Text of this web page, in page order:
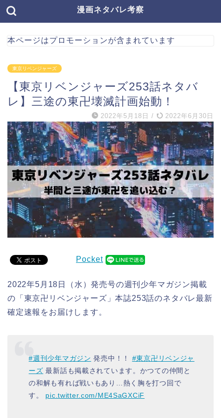
漫画ネタバレ考察
本ページはプロモーションが含まれています
東京リベンジャーズ
【東京リベンジャーズ253話ネタバ
レ】三途の東卍壊滅計画始動！
2022年5月18日 / 2022年6月30日
Pocket
2022年5月18日（水）発売号の週刊少年マガジン掲載
の「東京卍リベンジャーズ」本誌253話のネタバレ最新
確定速報をお届けします。
#週刊少年マガジン 発売中！！ #東京卍リベンジャ
ーズ 最新話も掲載されています。かつての仲間と
の和解も有れば戦いもあり…熱く胸を打つ回で
す。 pic.twitter.com/ME4SaGXCiF